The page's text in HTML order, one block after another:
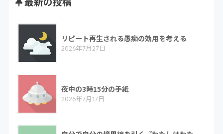
リピート再生される愚痴の効用を考える
2026年7月27日
夜中の3時15分の手紙
2026年7月17日